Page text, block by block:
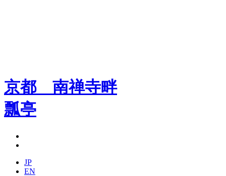
京都 南禅寺畔
瓢亭
JP
EN